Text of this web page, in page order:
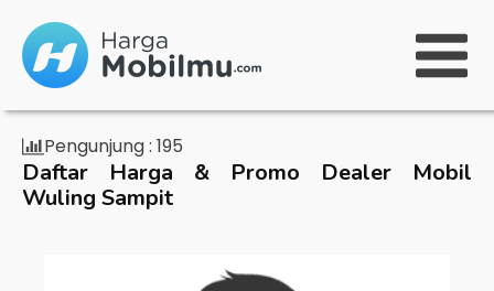
Pengunjung : 195
Daftar Harga & Promo Dealer Mobil
Wuling Sampit